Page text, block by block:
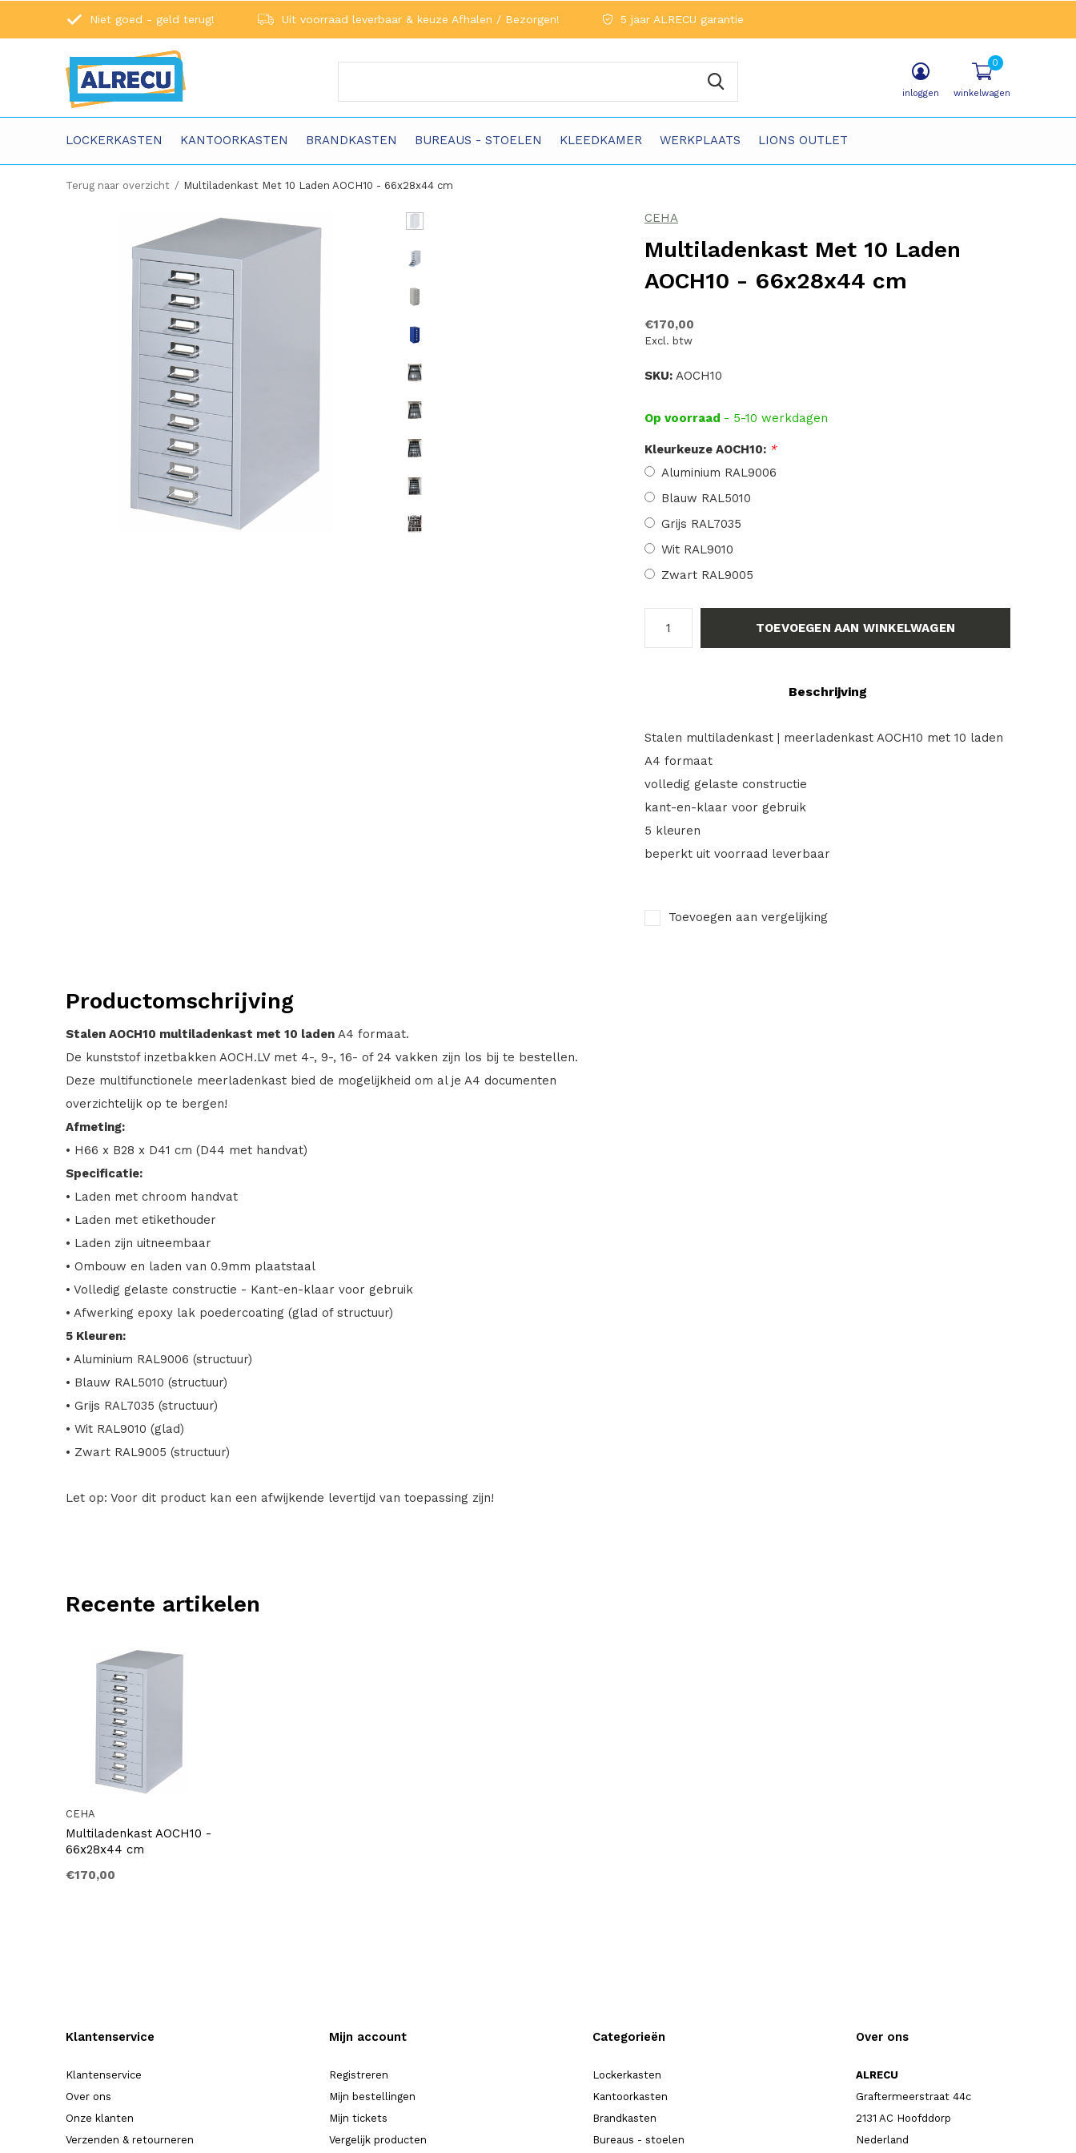
LOCKERKASTEN KANTOORKASTEN BRANDKASTEN BUREAUS - STOELEN KLEEDKAMER WERKPLAATS LIONS OUTLET
inloggen winkelwagen
0
Niet goed - geld terug! Uit voorraad leverbaar & keuze Afhalen / Bezorgen! 5 jaar ALRECU garantie
Terug naar overzicht Multiladenkast Met 10 Laden AOCH10 - 66x28x44 cm
CEHA
Multiladenkast Met 10 Laden
AOCH10 - 66x28x44 cm
€170,00
Excl. btw
SKU: AOCH10
Op voorraad - 5-10 werkdagen
Kleurkeuze AOCH10: *
Aluminium RAL9006
Blauw RAL5010
Grijs RAL7035
Wit RAL9010
Zwart RAL9005
TOEVOEGEN AAN WINKELWAGEN
Beschrijving
Stalen multiladenkast | meerladenkast AOCH10 met 10 laden
A4 formaat
volledig gelaste constructie
kant-en-klaar voor gebruik
5 kleuren
beperkt uit voorraad leverbaar
Toevoegen aan vergelijking
Productomschrijving
Stalen AOCH10 multiladenkast met 10 laden A4 formaat.
De kunststof inzetbakken AOCH.LV met 4-, 9-, 16- of 24 vakken zijn los bij te bestellen.
Deze multifunctionele meerladenkast bied de mogelijkheid om al je A4 documenten
overzichtelijk op te bergen!
Afmeting:
• H66 x B28 x D41 cm (D44 met handvat)
Specificatie:
• Laden met chroom handvat
• Laden met etikethouder
• Laden zijn uitneembaar
• Ombouw en laden van 0.9mm plaatstaal
• Volledig gelaste constructie - Kant-en-klaar voor gebruik
• Afwerking epoxy lak poedercoating (glad of structuur)
5 Kleuren:
• Aluminium RAL9006 (structuur)
• Blauw RAL5010 (structuur)
• Grijs RAL7035 (structuur)
• Wit RAL9010 (glad)
• Zwart RAL9005 (structuur)
Let op: Voor dit product kan een afwijkende levertijd van toepassing zijn!
Recente artikelen
CEHA
Multiladenkast AOCH10 -
66x28x44 cm
€170,00
Klantenservice
Klantenservice
Over ons
Onze klanten
Verzenden & retourneren
Mijn account
Registreren
Mijn bestellingen
Mijn tickets
Vergelijk producten
Categorieën
Lockerkasten
Kantoorkasten
Brandkasten
Bureaus - stoelen
Over ons
ALRECU
Graftermeerstraat 44c
2131 AC Hoofddorp
Nederland